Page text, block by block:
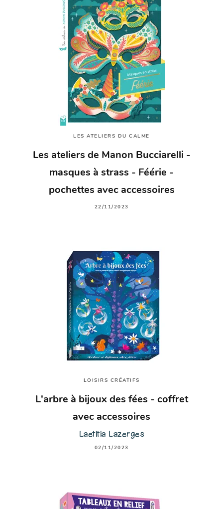
LES ATELIERS DU CALME
Les ateliers de Manon Bucciarelli -
masques à strass - Féérie -
pochettes avec accessoires
22/11/2023
LOISIRS CRÉATIFS
L'arbre à bijoux des fées - coffret
avec accessoires
Laetitia Lazerges
02/11/2023